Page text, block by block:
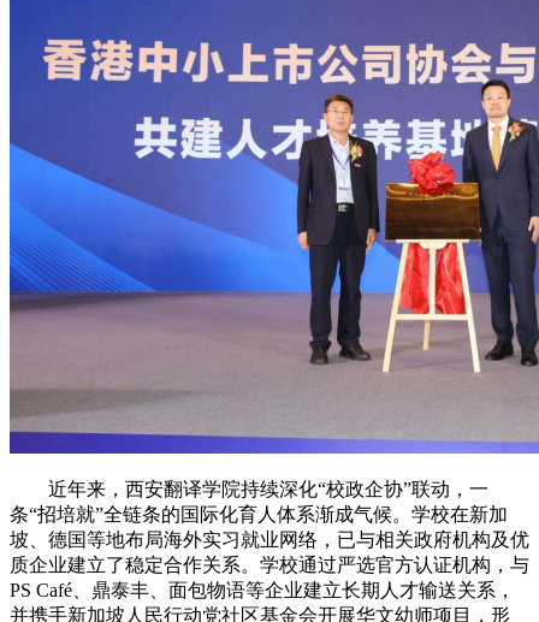
近年来，西安翻译学院持续深化“校政企协”联动，一
条“招培就”全链条的国际化育人体系渐成气候。学校在新加
坡、德国等地布局海外实习就业网络，已与相关政府机构及优
质企业建立了稳定合作关系。学校通过严选官方认证机构，与
PS Café、鼎泰丰、面包物语等企业建立长期人才输送关系，
并携手新加坡人民行动党社区基金会开展华文幼师项目，形